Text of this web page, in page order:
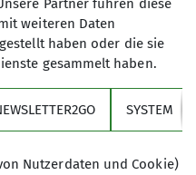
Partner führen diese
weiteren Daten
haben oder die sie
gesammelt haben.
SYSTEM
Nutzerdaten und Cookie)